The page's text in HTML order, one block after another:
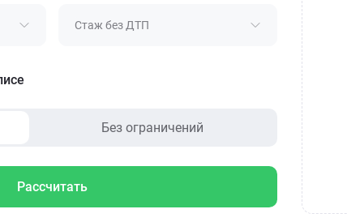
Стаж без ДТП
Без ограничений
Рассчитать